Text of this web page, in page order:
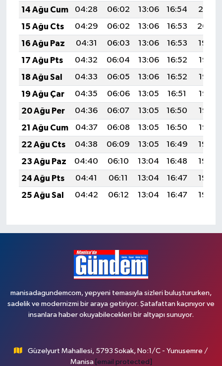
14 Ağu Cum
04:28 06:02 13:06 16:54
20:01
15 Ağu Cts
04:29 06:02 13:06 16:53
20:00
16 Ağu Paz
04:31 06:03 13:06 16:53
19:59
17 Ağu Pts
04:32 06:04 13:06 16:52
19:57
18 Ağu Sal
04:33 06:05 13:06 16:52
19:56
19 Ağu Çar
04:35 06:06 13:05 16:51
19:55
20 Ağu Per
04:36 06:07 13:05 16:50
19:53
21 Ağu Cum
04:37 06:08 13:05 16:50
19:52
22 Ağu Cts
04:38 06:09 13:05 16:49
19:50
23 Ağu Paz
04:40 06:10 13:04 16:48
19:49
24 Ağu Pts
04:41 06:11 13:04 16:47
19:48
25 Ağu Sal
04:42 06:12 13:04 16:47 19:46
manisadagundemcom, yepyeni temasıyla sizleri buluştururken,
sadelik ve modernizmi bir araya getiriyor. Şatafattan kaçınıyor ve
insanlara haber okuyabilecekleri bir altyapı sunuyor.
Güzelyurt Mahallesi, 5793 Sokak, No:1/C - Yunusemre /
Manisa [email protected]